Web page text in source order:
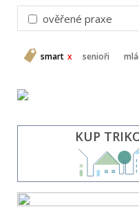
ověřené praxe
smart senioři
KUP